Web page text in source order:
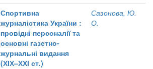
Спортивна
журналістика України :
провідні персоналії та
основні газетно-
журнальні видання
(ХІХ–ХХІ ст.)
Сазонова, Ю.
О.